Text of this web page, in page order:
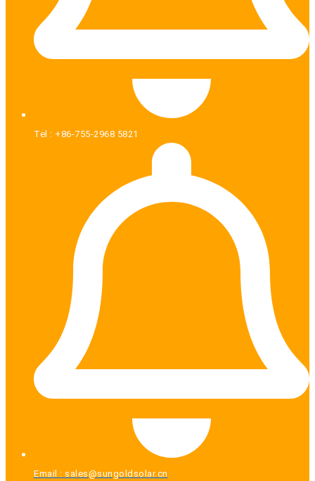
Tel : +86-755-2968 5821
Email : sales@sungoldsolar.cn